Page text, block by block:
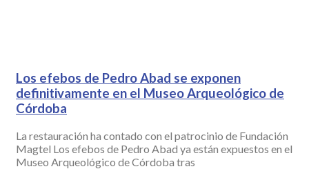
Los efebos de Pedro Abad se exponen
definitivamente en el Museo Arqueológico de
Córdoba
La restauración ha contado con el patrocinio de Fundación
Magtel Los efebos de Pedro Abad ya están expuestos en el
Museo Arqueológico de Córdoba tras